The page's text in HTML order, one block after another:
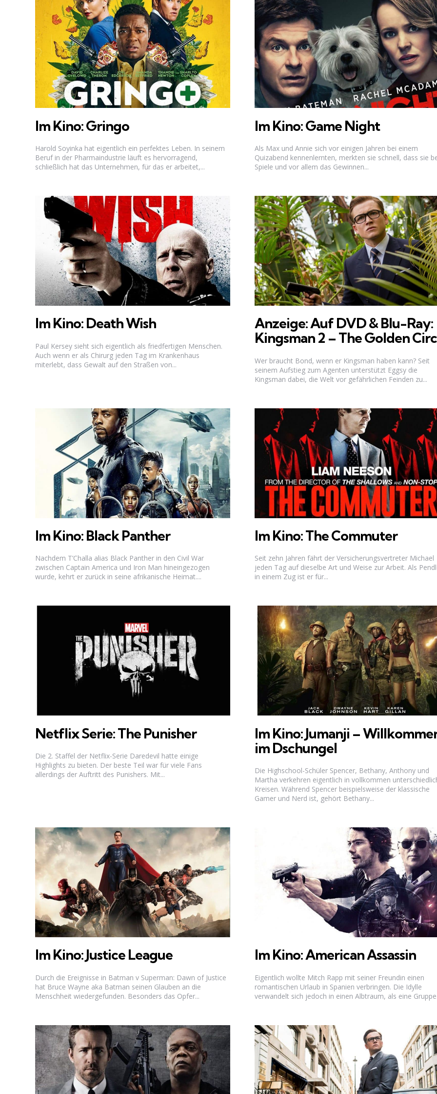
Im Kino: Gringo
Harold Soyinka hat eigentlich ein perfektes Leben. In seinem
Beruf in der Pharmaindustrie läuft es hervorragend,
schließlich hat das Unternehmen, für das er arbeitet,...
Im Kino: Game Night
Als Max und Annie sich vor einigen Jahren bei einem
Quizabend kennenlernten, merkten sie schnell, dass sie
Spiele und vor allem das Gewinnen...
Im Kino: Death Wish
Paul Kersey sieht sich eigentlich als friedfertigen Menschen.
Auch wenn er als Chirurg jeden Tag im Krankenhaus
miterlebt, dass Gewalt auf den Straßen von...
Anzeige: Auf DVD & Blu-Ray:
Kingsman 2 – The Golden
Wer braucht Bond, wenn er Kingsman haben kann? Seit
seinem Aufstieg zum Agenten unterstützt Eggsy die
Kingsman dabei, die Welt vor gefährlichen Feinden zu...
Im Kino: Black Panther
Nachdem T’Challa alias Black Panther in den Civil War
zwischen Captain America und Iron Man hineingezogen
wurde, kehrt er zurück in seine afrikanische Heimat....
Im Kino: The Commuter
Seit zehn Jahren fährt der Versicherungsvertreter Michael
jeden Tag auf dieselbe Art und Weise zur Arbeit. Als
in einem Zug ist er für...
Netflix Serie: The Punisher
Die 2. Staffel der Netflix-Serie Daredevil hatte einige
Highlights zu bieten. Der beste Teil war für viele Fans
allerdings der Auftritt des Punishers. Mit...
Im Kino: Jumanji –
im Dschungel
Die Highschool-Schüler Spencer, Bethany, Anthony und
Martha verkehren eigentlich in vollkommen
Kreisen. Während Spencer beispielsweise der klassische
Gamer und Nerd ist, gehört Bethany...
Im Kino: Justice League
Durch die Ereignisse in Batman v Superman: Dawn of Justice
hat Bruce Wayne aka Batman seinen Glauben an die
Menschheit wiedergefunden. Besonders das Opfer...
Im Kino: American Assassin
Eigentlich wollte Mitch Rapp mit seiner Freundin einen
romantischen Urlaub in Spanien verbringen. Die Idylle
verwandelt sich jedoch in einen Albtraum, als eine